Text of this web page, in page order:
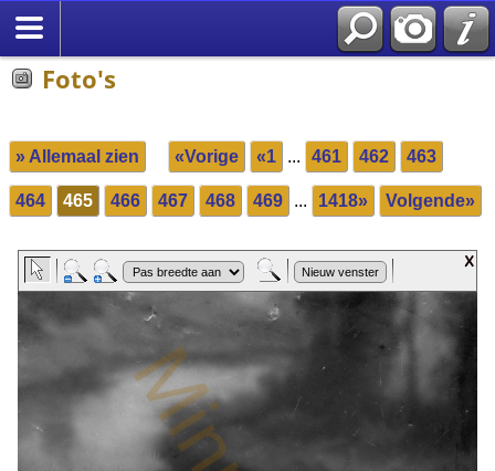
Foto's
» Allemaal zien «Vorige «1 ... 461 462 463
464 465 466 467 468 469 ... 1418» Volgende»